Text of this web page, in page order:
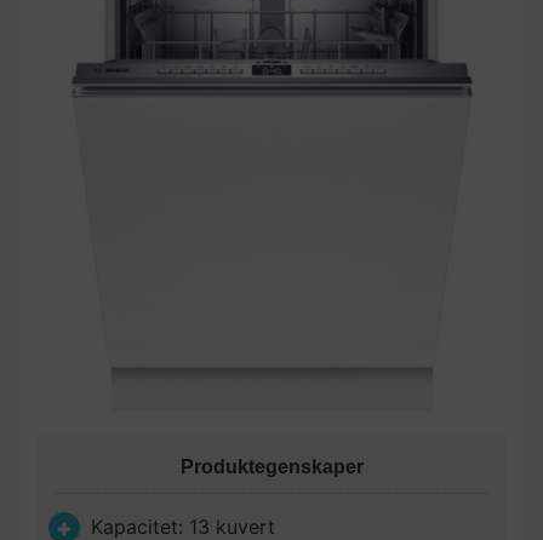
Produktegenskaper
Kapacitet: 13 kuvert